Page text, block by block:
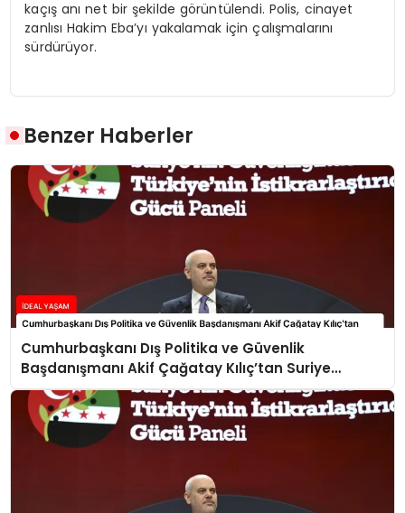
kaçış anı net bir şekilde görüntülendi. Polis, cinayet
zanlısı Hakim Eba’yı yakalamak için çalışmalarını
sürdürüyor.
Benzer Haberler
Cumhurbaşkanı Dış Politika ve Güvenlik
Başdanışmanı Akif Çağatay Kılıç’tan Suriye
Panelinde Önemli Açıklamalar